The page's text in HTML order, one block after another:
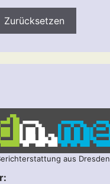
Zurücksetzen
aus Dresden